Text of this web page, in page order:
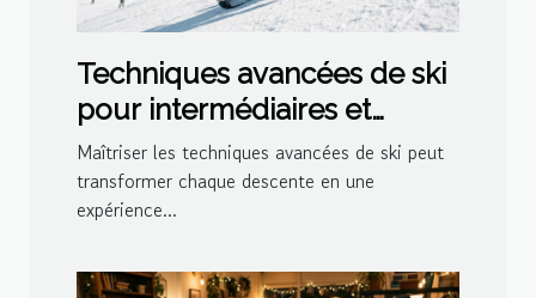
Techniques avancées de ski
pour intermédiaires et
experts
Maîtriser les techniques avancées de ski peut
transformer chaque descente en une
expérience...